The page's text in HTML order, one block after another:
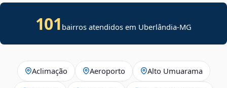
101 bairros atendidos em Uberlândia-MG
Aclimação Aeroporto Alto Umuarama